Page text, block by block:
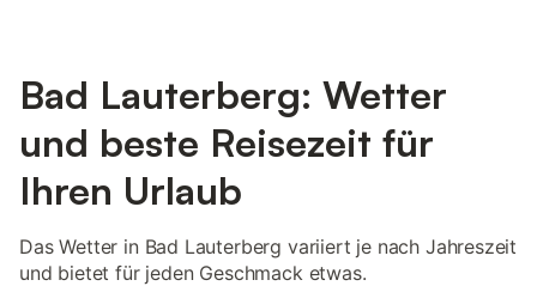
Bad Lauterberg: Wetter
und beste Reisezeit für
Ihren Urlaub
Das Wetter in Bad Lauterberg variiert je nach Jahreszeit
und bietet für jeden Geschmack etwas.